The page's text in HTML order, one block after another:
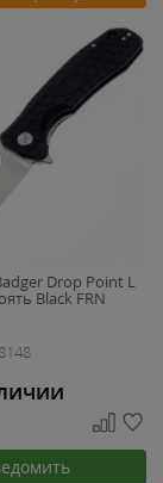
Drop Point L
Black FRN